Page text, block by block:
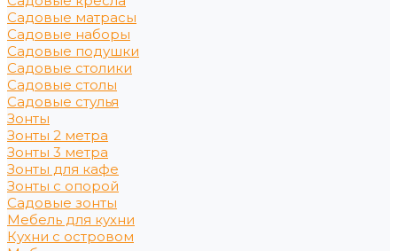
Садовые матрасы
Садовые наборы
Садовые подушки
Садовые столики
Садовые столы
Садовые стулья
Зонты
Зонты 2 метра
Зонты 3 метра
Зонты для кафе
Зонты с опорой
Садовые зонты
Мебель для кухни
Кухни с островом